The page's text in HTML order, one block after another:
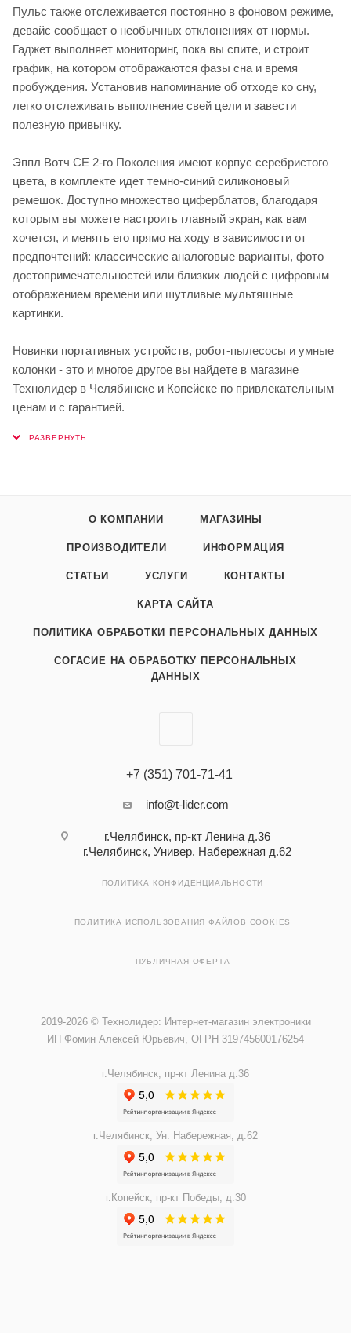
Пульс также отслеживается постоянно в фоновом режиме,
девайс сообщает о необычных отклонениях от нормы.
Гаджет выполняет мониторинг, пока вы спите, и строит
график, на котором отображаются фазы сна и время
пробуждения. Установив напоминание об отходе ко сну,
легко отслеживать выполнение свей цели и завести
полезную привычку.
Эппл Вотч СЕ 2-го Поколения имеют корпус серебристого
цвета, в комплекте идет темно-синий силиконовый
ремешок. Доступно множество циферблатов, благодаря
которым вы можете настроить главный экран, как вам
хочется, и менять его прямо на ходу в зависимости от
предпочтений: классические аналоговые варианты, фото
достопримечательностей или близких людей с цифровым
отображением времени или шутливые мультяшные
картинки.
Новинки портативных устройств, робот-пылесосы и умные
колонки - это и многое другое вы найдете в магазине
Технолидер в Челябинске и Копейске по привлекательным
ценам и с гарантией.
О КОМПАНИИ МАГАЗИНЫ
ПРОИЗВОДИТЕЛИ ИНФОРМАЦИЯ
СТАТЬИ УСЛУГИ КОНТАКТЫ
КАРТА САЙТА
ПОЛИТИКА ОБРАБОТКИ ПЕРСОНАЛЬНЫХ ДАННЫХ
СОГАСИЕ НА ОБРАБОТКУ ПЕРСОНАЛЬНЫХ
ДАННЫХ
+7 (351) 701-71-41
info@t-lider.com
г.Челябинск, пр-кт Ленина д.36
г.Челябинск, Универ. Набережная д.62
ПОЛИТИКА КОНФИДЕНЦИАЛЬНОСТИ
ПОЛИТИКА ИСПОЛЬЗОВАНИЯ ФАЙЛОВ COOKIES
ПУБЛИЧНАЯ ОФЕРТА
2019-2026 © Технолидер: Интернет-магазин электроники
ИП Фомин Алексей Юрьевич, ОГРН 319745600176254
г.Челябинск, пр-кт Ленина д.36
г.Челябинск, Ун. Набережная, д.62
г.Копейск, пр-кт Победы, д.30